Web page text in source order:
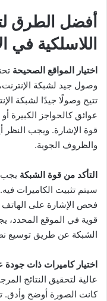
أفضل الطرق
اللاسلكية في
اختيار المواقع الصحيحة
وصول جيد لشبكة
تتيح وصولًا جيدًا لشبكة
عوائق كالحواجز الكبيرة
قوة الإشارة. ويجب النظر
والظروف الجوية.
التأكد من قوة الشبكة يجب
سيتم تثبيت الكاميرات
فحص الإشارة على
قوية في الموقع المحدد،
الشبكة عن طريق توسيع
اختيار كاميرات ذات جودة
عالية لتحقيق النتائج
كانت الصورة أوضح وأدق.